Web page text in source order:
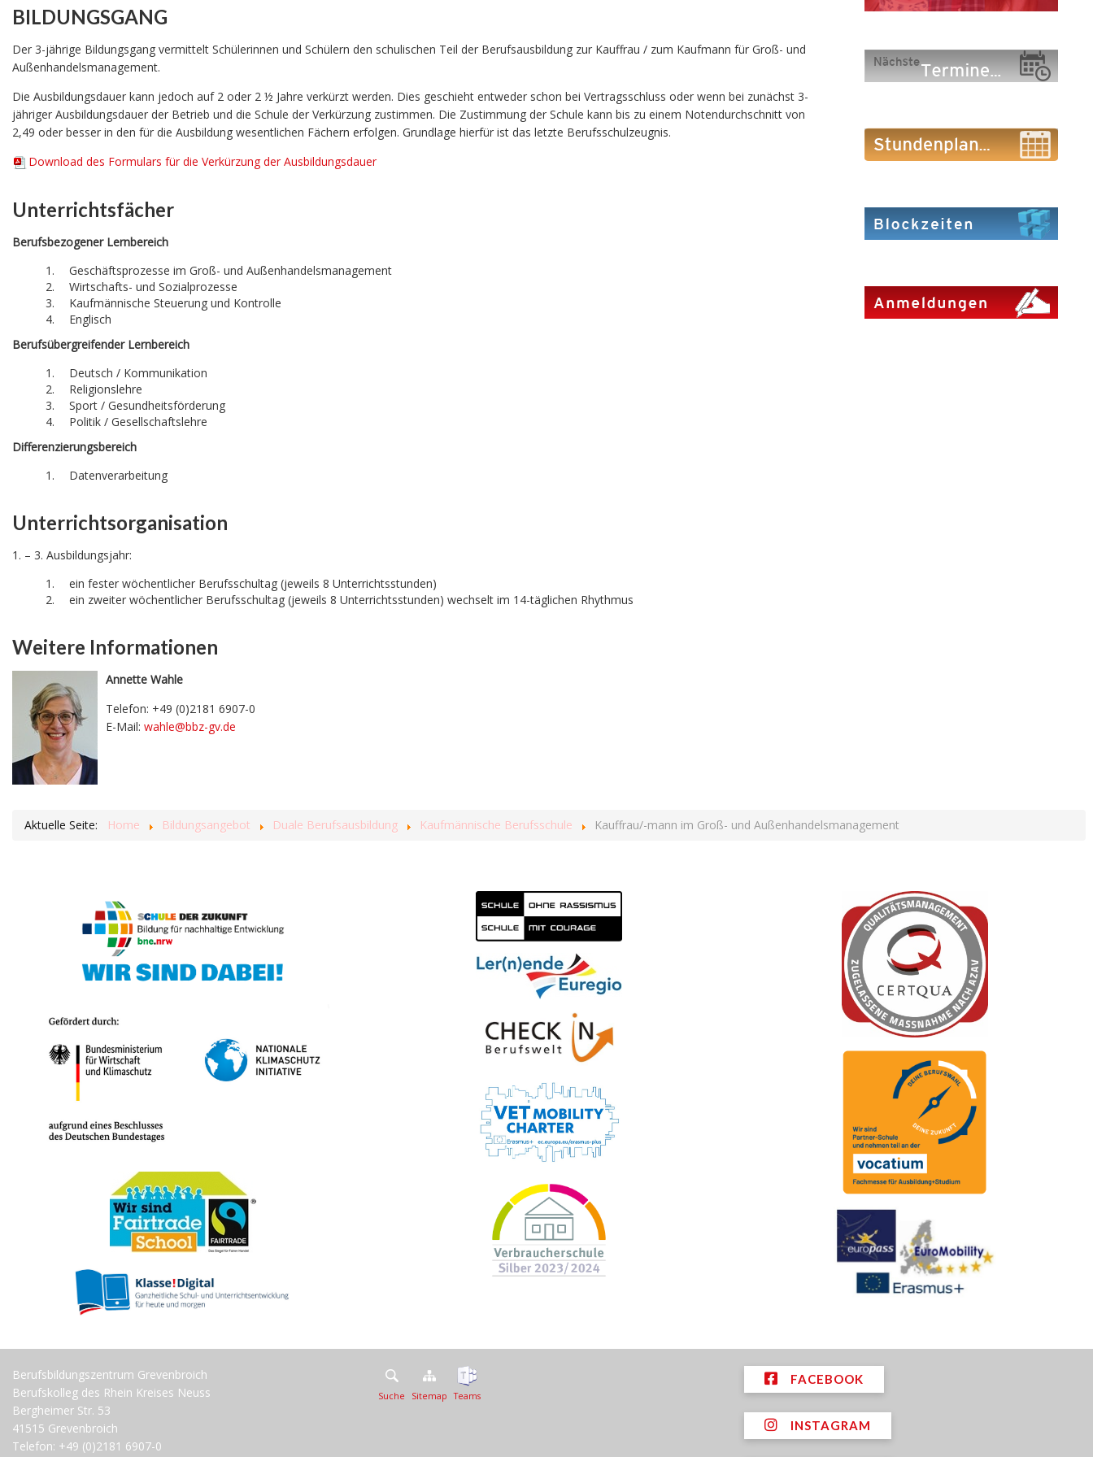
BILDUNGSGANG
Der 3-jährige Bildungsgang vermittelt Schülerinnen und Schülern den schulischen Teil der Berufsausbildung zur Kauffrau / zum Kaufmann für Groß- und
Außenhandelsmanagement.
Die Ausbildungsdauer kann jedoch auf 2 oder 2 ½ Jahre verkürzt werden. Dies geschieht entweder schon bei Vertragsschluss oder wenn bei zunächst 3-
jähriger Ausbildungsdauer der Betrieb und die Schule der Verkürzung zustimmen. Die Zustimmung der Schule kann bis zu einem Notendurchschnitt von
2,49 oder besser in den für die Ausbildung wesentlichen Fächern erfolgen. Grundlage hierfür ist das letzte Berufsschulzeugnis.
Download des Formulars für die Verkürzung der Ausbildungsdauer
Unterrichtsfächer
Berufsbezogener Lernbereich
Geschäftsprozesse im Groß- und Außenhandelsmanagement
Wirtschafts- und Sozialprozesse
Kaufmännische Steuerung und Kontrolle
Englisch
Berufsübergreifender Lernbereich
Deutsch / Kommunikation
Religionslehre
Sport / Gesundheitsförderung
Politik / Gesellschaftslehre
Differenzierungsbereich
Datenverarbeitung
Unterrichtsorganisation
1. – 3. Ausbildungsjahr:
ein fester wöchentlicher Berufsschultag (jeweils 8 Unterrichtsstunden)
ein zweiter wöchentlicher Berufsschultag (jeweils 8 Unterrichtsstunden) wechselt im 14-täglichen Rhythmus
Weitere Informationen
Annette Wahle
Telefon: +49 (0)2181 6907-0
E-Mail: wahle@bbz-gv.de
Aktuelle Seite: Home Bildungsangebot Duale Berufsausbildung Kaufmännische Berufsschule Kauffrau/-mann im Groß- und Außenhandelsmanagement
Berufsbildungszentrum Grevenbroich
Berufskolleg des Rhein Kreises Neuss
Bergheimer Str. 53
41515 Grevenbroich
Telefon: +49 (0)2181 6907-0
Suche Sitemap Teams
FACEBOOK
INSTAGRAM